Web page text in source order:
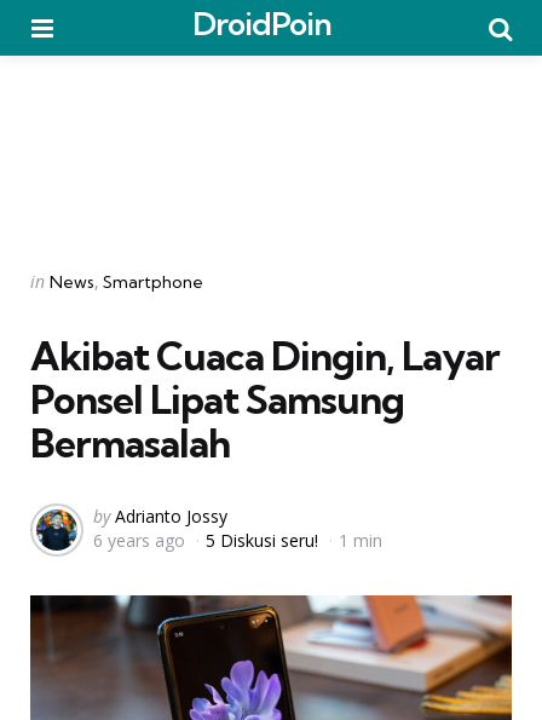
DroidPoin
Categories
Posted
in News Smartphone
Akibat Cuaca Dingin, Layar
Ponsel Lipat Samsung
Bermasalah
Posted
by
by Adrianto Jossy
6 years ago
5 Diskusi seru! 1 min